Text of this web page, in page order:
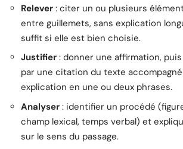
Relever : citer un ou plusieurs
entre guillemets, sans explication
suffit si elle est bien choisie.
Justifier : donner une affirmation,
par une citation du texte
explication en une ou deux phrases.
Analyser : identifier un procédé
champ lexical, temps verbal) et
sur le sens du passage.